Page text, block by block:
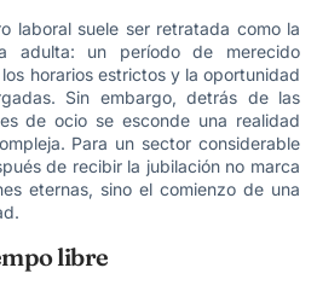
laboral suele ser retratada como la
adulta: un período de merecido
horarios estrictos y la oportunidad
Sin embargo, detrás de las
de ocio se esconde una realidad
Para un sector considerable
de recibir la jubilación no marca
eternas, sino el comienzo de una
libre